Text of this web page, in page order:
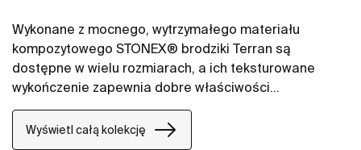
Wykonane z mocnego, wytrzymałego materiału
kompozytowego STONEX® brodziki Terran są
dostępne w wielu rozmiarach, a ich teksturowane
wykończenie zapewnia dobre właściwości
antypoślizgowe.
Wyświetl całą kolekcję